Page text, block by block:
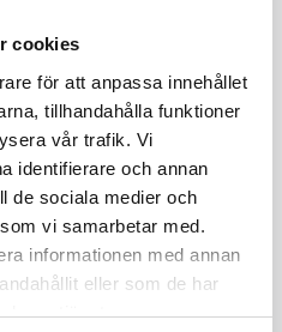
cookies
för att anpassa innehållet
tillhandahålla funktioner
vår trafik. Vi
identifierare och annan
de sociala medier och
vi samarbetar med.
informationen med annan
eller som de har
tjänster.
3m 1å 5å
/ Sälj